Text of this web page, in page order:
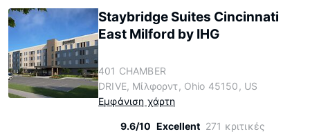
Staybridge Suites Cincinnati
East Milford by IHG
401 CHAMBER
DRIVE, Μίλφορντ, Ohio 45150, US
Εμφάνιση χάρτη
9.6/10 Excellent 271 κριτικές